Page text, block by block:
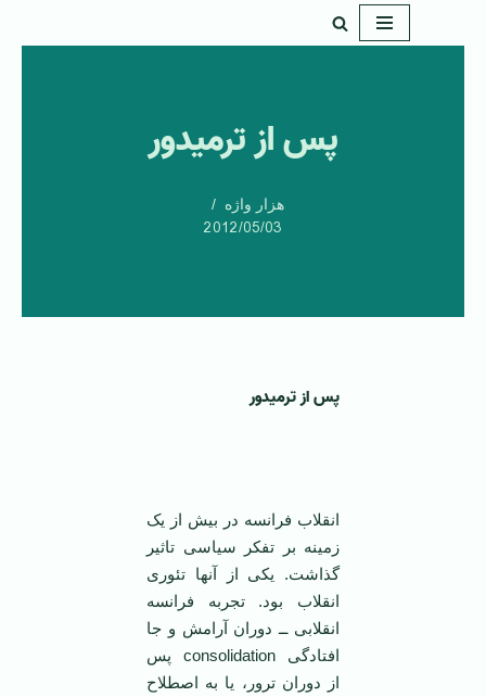
پس از ترميدور
هزار واژه
2012/05/03
پس از ترميدور
انقلاب فرانسه در بيش از يک
زمينه بر تفکر سياسی تاثير
گذاشت. يکی از آنها تئوری
انقلاب بود. تجربه فرانسه
انقلابی ــ دوران آرامش و جا
افتادگی consolidation پس
از دوران ترور، يا به اصطلاح